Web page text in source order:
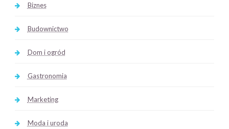
Biznes
Budownictwo
Dom i ogród
Gastronomia
Marketing
Moda i uroda